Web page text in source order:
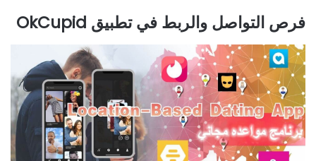
فرص التواصل والربط في تطبيق OkCupid